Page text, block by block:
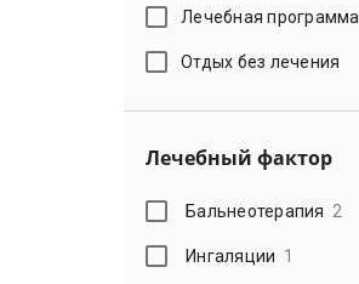
Лечебная программа
Отдых без лечения
Лечебный фактор
Бальнеотерапия 2
Ингаляции 1